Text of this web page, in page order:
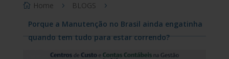
Home
BLOGS
Porque a Manutenção no Brasil ainda engatinha
quando tem tudo para estar correndo?